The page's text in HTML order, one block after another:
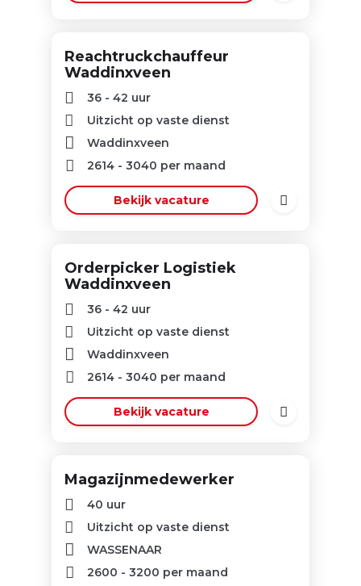
Reachtruckchauffeur
Waddinxveen
36 - 42 uur
Uitzicht op vaste dienst
Waddinxveen
2614 - 3040 per maand
Bekijk vacature
Orderpicker Logistiek
Waddinxveen
36 - 42 uur
Uitzicht op vaste dienst
Waddinxveen
2614 - 3040 per maand
Bekijk vacature
Magazijnmedewerker
40 uur
Uitzicht op vaste dienst
WASSENAAR
2600 - 3200 per maand